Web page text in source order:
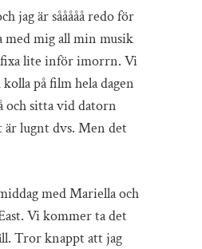
jag är sååååå redo för
med mig all min musik
lite inför imorrn. Vi
på film hela dagen
och sitta vid datorn
är lugnt dvs. Men det
med Mariella och
Vi kommer ta det
Tror knappt att jag